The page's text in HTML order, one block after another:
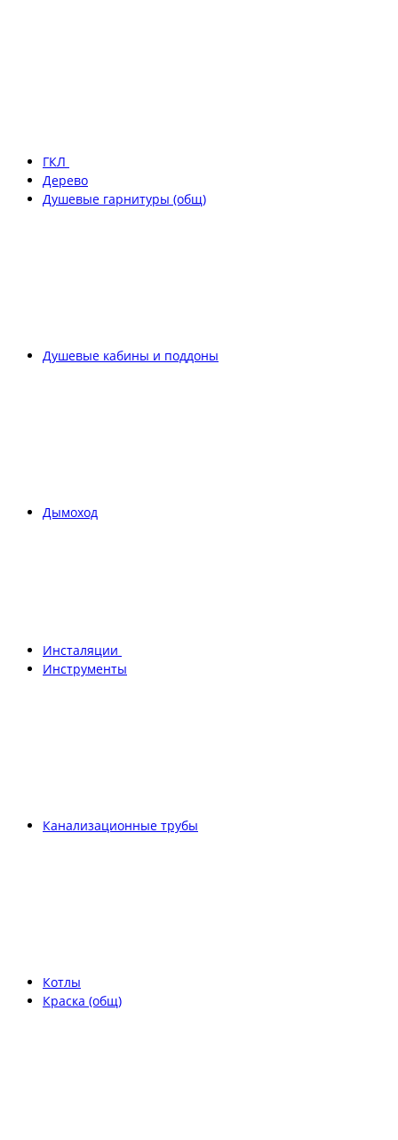
ГКЛ
Дерево
Душевые гарнитуры (общ)
Душевые кабины и поддоны
Дымоход
Инсталяции
Инструменты
Канализационные трубы
Котлы
Краска (общ)